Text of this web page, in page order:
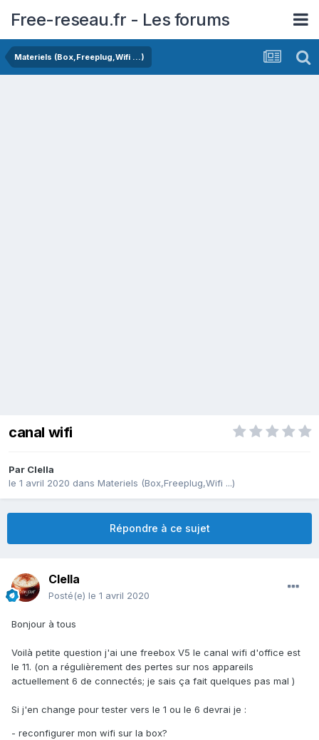
Free-reseau.fr - Les forums
Materiels (Box,Freeplug,Wifi ...)
canal wifi
Par Clella
le 1 avril 2020 dans Materiels (Box,Freeplug,Wifi ...)
Répondre à ce sujet
Clella
Posté(e) le 1 avril 2020
Bonjour à tous
Voilà petite question j'ai une freebox V5 le canal wifi d'office est
le 11. (on a régulièrement des pertes sur nos appareils
actuellement 6 de connectés; je sais ça fait quelques pas mal )
Si j'en change pour tester vers le 1 ou le 6 devrai je :
- reconfigurer mon wifi sur la box?